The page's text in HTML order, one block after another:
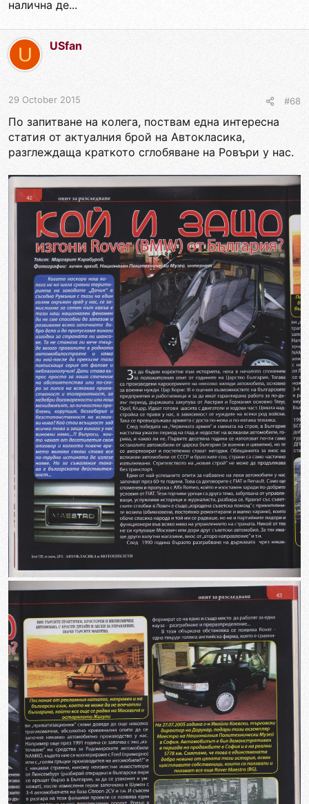
налична де...
U USfan
29 October 2015 #68
По запитване на колега, поствам една интересна
статия от актуалния брой на Автокласика,
разглеждаща краткото сглобяване на Ровъри у нас.